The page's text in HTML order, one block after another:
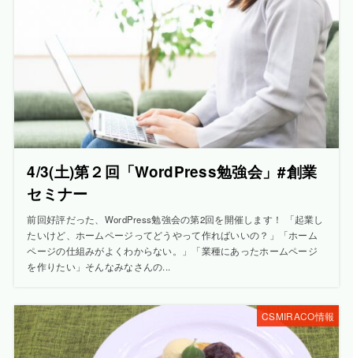
4/3(土)第２回「WordPress勉強会」#創業
セミナー
前回好評だった、WordPress勉強会の第2回を開催します！ 「起業し
たいけど、ホームページってどうやって作ればいいの？」「ホーム
ページの仕組みがよくわからない。」「業種にあったホームページ
を作りたい」そんなみなさんの...
CSMIRACO情報